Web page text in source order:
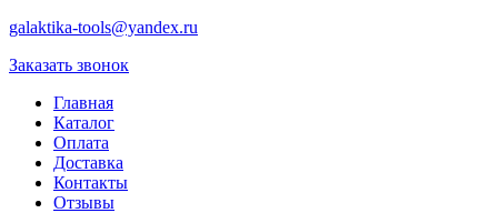
galaktika-tools@yandex.ru
Заказать звонок
Главная
Каталог
Оплата
Доставка
Контакты
Отзывы